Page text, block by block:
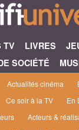
TV LIVRES
SOCIÉTÉ
Actualités cinéma
Ce soir à la TV En
Acteurs &